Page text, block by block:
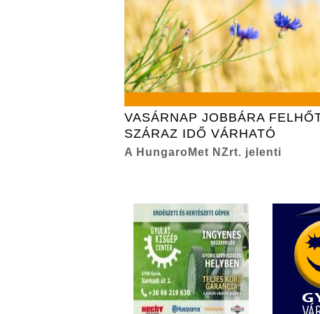
VASÁRNAP JOBBÁRA
SZÁRAZ IDŐ VÁRHATÓ
A HungaroMet NZrt. jelenti